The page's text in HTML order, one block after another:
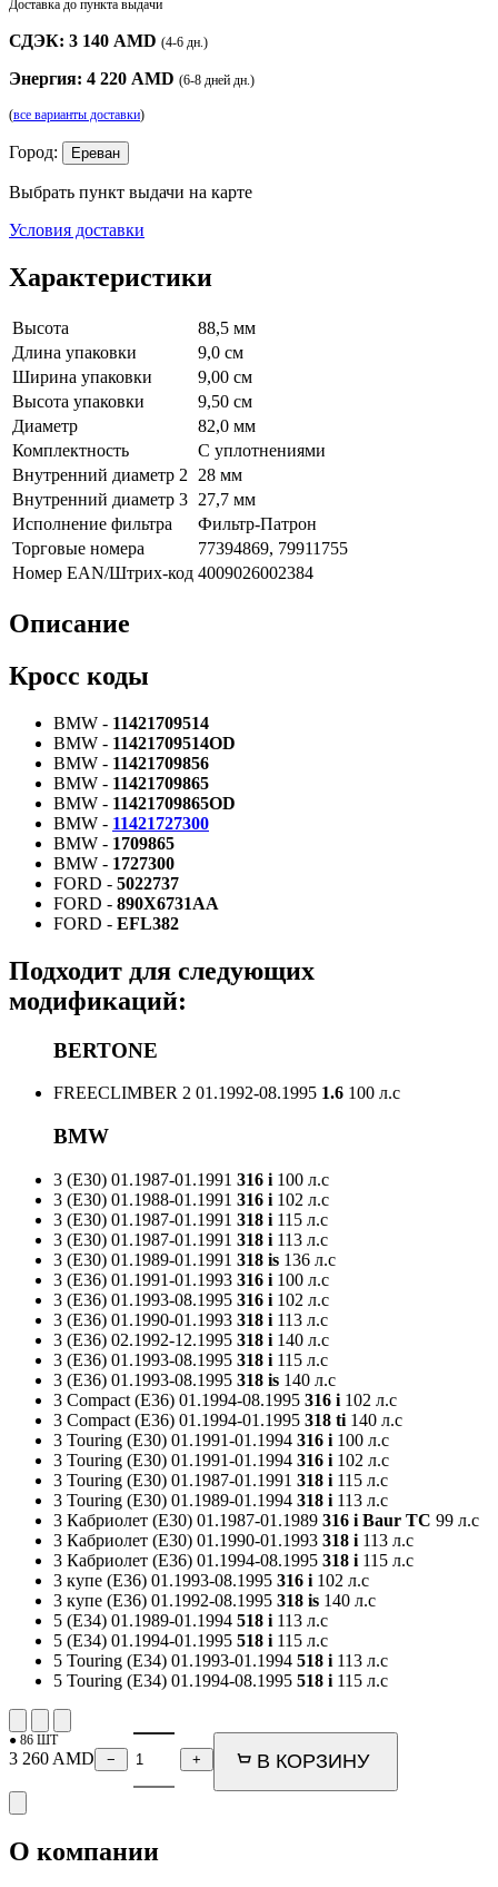
Доставка до пункта выдачи
СДЭК: 3 140 AMD (4-6 дн.)
Энергия: 4 220 AMD (6-8 дней дн.)
(все варианты доставки)
Город: Ереван
Выбрать пункт выдачи на карте
Условия доставки
Характеристики
Высота
88,5 мм
Длина упаковки
9,0 см
Ширина упаковки
9,00 см
Высота упаковки
9,50 см
Диаметр
82,0 мм
Комплектность
С уплотнениями
Внутренний диаметр 2
28 мм
Внутренний диаметр 3 27,7 мм
Исполнение фильтра
Фильтр-Патрон
Торговые номера
77394869, 79911755
Номер EAN/Штрих-код 4009026002384
Описание
Кросс коды
BMW - 11421709514
BMW - 11421709514OD
BMW - 11421709856
BMW - 11421709865
BMW - 11421709865OD
BMW - 11421727300
BMW - 1709865
BMW - 1727300
FORD - 5022737
FORD - 890X6731AA
FORD - EFL382
Подходит для следующих
модификаций:
BERTONE
FREECLIMBER 2 01.1992-08.1995 1.6 100 л.с
BMW
3 (E30) 01.1987-01.1991 316 i 100 л.с
3 (E30) 01.1988-01.1991 316 i 102 л.с
3 (E30) 01.1987-01.1991 318 i 115 л.с
3 (E30) 01.1987-01.1991 318 i 113 л.с
3 (E30) 01.1989-01.1991 318 is 136 л.с
3 (E36) 01.1991-01.1993 316 i 100 л.с
3 (E36) 01.1993-08.1995 316 i 102 л.с
3 (E36) 01.1990-01.1993 318 i 113 л.с
3 (E36) 02.1992-12.1995 318 i 140 л.с
3 (E36) 01.1993-08.1995 318 i 115 л.с
3 (E36) 01.1993-08.1995 318 is 140 л.с
3 Compact (E36) 01.1994-08.1995 316 i 102 л.с
3 Compact (E36) 01.1994-01.1995 318 ti 140 л.с
3 Touring (E30) 01.1991-01.1994 316 i 100 л.с
3 Touring (E30) 01.1991-01.1994 316 i 102 л.с
3 Touring (E30) 01.1987-01.1991 318 i 115 л.с
3 Touring (E30) 01.1989-01.1994 318 i 113 л.с
3 Кабриолет (E30) 01.1987-01.1989 316 i Baur TC 99 л.с
3 Кабриолет (E30) 01.1990-01.1993 318 i 113 л.с
3 Кабриолет (E36) 01.1994-08.1995 318 i 115 л.с
3 купе (E36) 01.1993-08.1995 316 i 102 л.с
3 купе (E36) 01.1992-08.1995 318 is 140 л.с
5 (E34) 01.1989-01.1994 518 i 113 л.с
5 (E34) 01.1994-01.1995 518 i 115 л.с
5 Touring (E34) 01.1993-01.1994 518 i 113 л.с
5 Touring (E34) 01.1994-08.1995 518 i 115 л.с
● 86 ШТ
3 260 AMD − + В КОРЗИНУ
О компании